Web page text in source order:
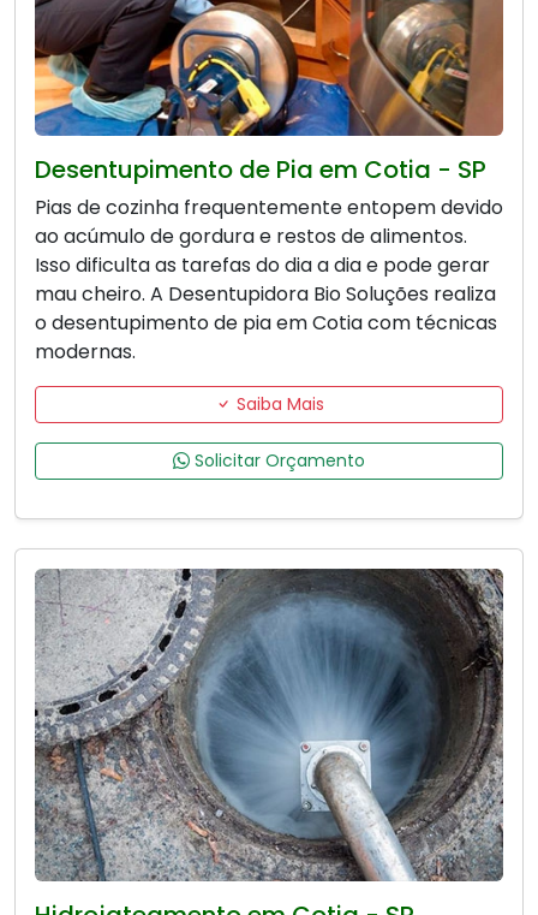
Desentupimento de Pia em Cotia - SP
Pias de cozinha frequentemente entopem devido
ao acúmulo de gordura e restos de alimentos.
Isso dificulta as tarefas do dia a dia e pode gerar
mau cheiro. A Desentupidora Bio Soluções realiza
o desentupimento de pia em Cotia com técnicas
modernas.
Saiba Mais
Solicitar Orçamento